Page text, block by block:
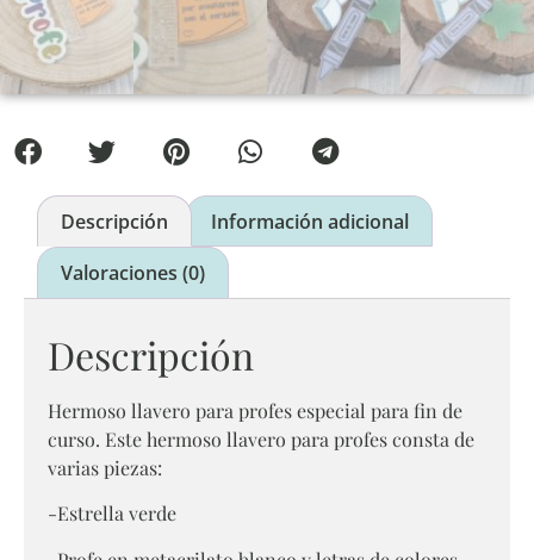
Descripción
Información adicional
Valoraciones (0)
Descripción
Hermoso llavero para profes especial para fin de
curso. Este hermoso llavero para profes consta de
varias piezas:
-Estrella verde